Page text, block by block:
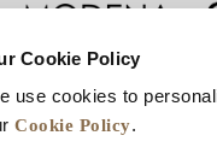
Cookie Policy
use cookies to
Cookie Policy.
الارتباط شروط